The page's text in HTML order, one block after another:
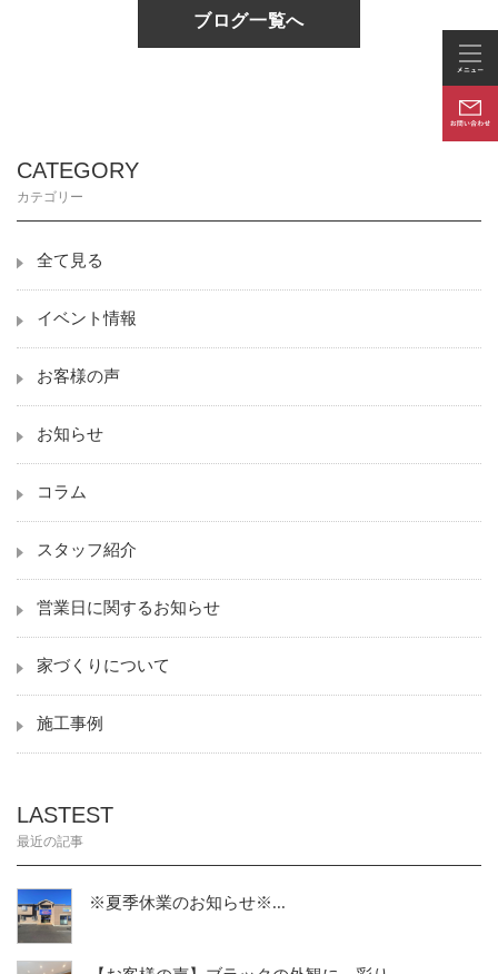
CATEGORY
カテゴリー
全て見る
イベント情報
お客様の声
お知らせ
コラム
スタッフ紹介
営業日に関するお知らせ
家づくりについて
施工事例
LASTEST
最近の記事
※夏季休業のお知らせ※...
ブログ一覧へ